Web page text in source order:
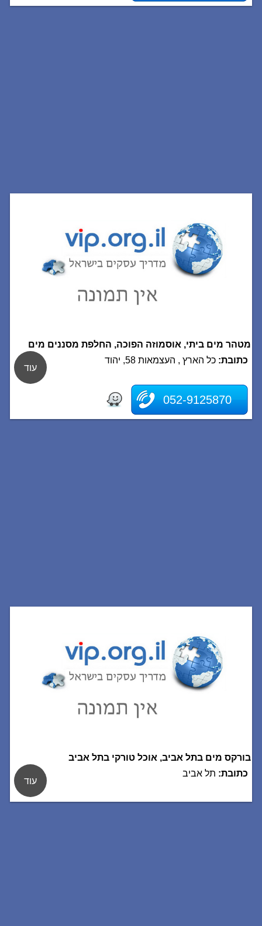
מטהר מים ביתי, אוסמוזה הפוכה, החלפת מסננים מים
כתובת: כל הארץ , העצמאות 58, יהוד
052-9125870
עוד
בורקס מים בתל אביב, אוכל טורקי בתל אביב
כתובת: תל אביב
עוד